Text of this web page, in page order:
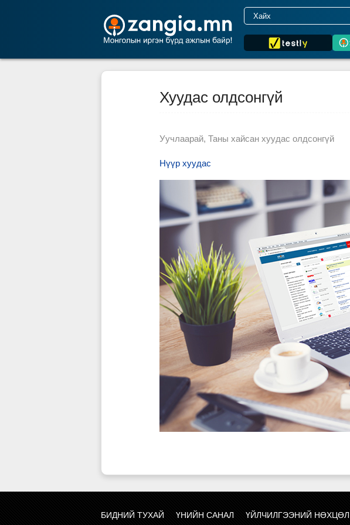
Хуудас олдсонгүй
Уучлаарай, Таны хайсан хуудас олдсонгүй
Нүүр хуудас
БИДНИЙ ТУХАЙ ҮНИЙН САНАЛ ҮЙЛЧИЛГЭЭНИЙ НӨХЦӨЛ